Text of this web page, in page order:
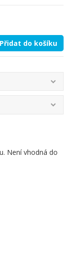
Přidat do košíku
Není vhodná do